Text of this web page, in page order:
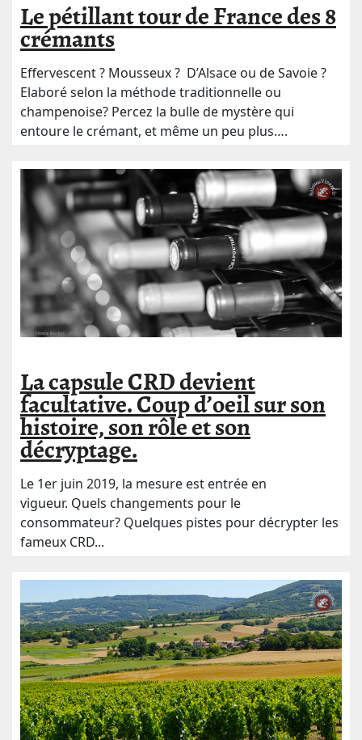
Le pétillant tour de France des 8
crémants
Effervescent ? Mousseux ? D’Alsace ou de Savoie ?
Elaboré selon la méthode traditionnelle ou
champenoise? Percez la bulle de mystère qui
entoure le crémant, et même un peu plus….
La capsule CRD devient
facultative. Coup d’oeil sur son
histoire, son rôle et son
décryptage.
Le 1er juin 2019, la mesure est entrée en
vigueur. Quels changements pour le
consommateur? Quelques pistes pour décrypter les
fameux CRD...